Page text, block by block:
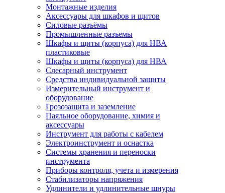
Монтажные изделия
Аксессуары для шкафов и щитов
Силовые разъёмы
Промышленные разъемы
Шкафы и щиты (корпуса) для НВА
пластиковые
Шкафы и щиты (корпуса) для НВА
Слесарный инструмент
Средства индивидуальной защиты
Измерительный инструмент и
оборудование
Грозозащита и заземление
Паяльное оборудование, химия и
аксессуары
Инструмент для работы с кабелем
Электроинструмент и оснастка
Системы хранения и переноски
инструмента
Приборы контроля, учета и измерения
Стабилизаторы напряжения
Удлинители и удлинительные шнуры